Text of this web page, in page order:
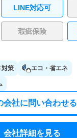
LINE対応可
瑕疵保険
対策 エコ・省エネ
会社に問い合わせる
会社詳細を見る